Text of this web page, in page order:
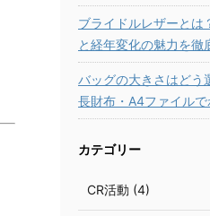
ブライドルレザーとは
と経年変化の魅力を徹
バッグの大きさはどう
長財布・A4ファイル
カテゴリー
CR活動 (4)